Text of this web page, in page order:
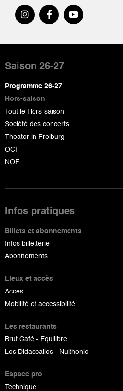
de
page
Saison 26-27
Programme 26-27
Hors-saison
Tout le Hors-saison
Société des concerts
Theater in Freiburg
OCF
NOF
Infos pratiques
Billets et abonnements
Infos billetterie
Abonnements
Lieux et accès
Accès
Mobilité et accessibilité
Les restaurants
Brut Café - Equilibre
Les Didascalies - Nuithonie
Espace pro
Technique